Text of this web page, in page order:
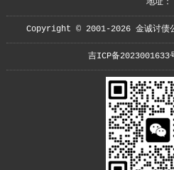
地址：
Copyright © 2001-2026 金诚讨
吉ICP备2023001633